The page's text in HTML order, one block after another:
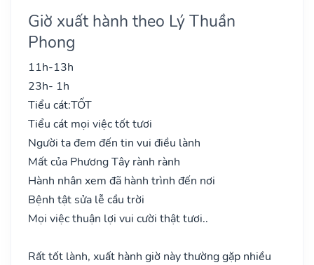
Giờ xuất hành theo Lý Thuần
Phong
11h-13h
23h- 1h
Tiểu cát:TỐT
Tiểu cát mọi việc tốt tươi
Người ta đem đến tin vui điều lành
Mất của Phương Tây rành rành
Hành nhân xem đã hành trình đến nơi
Bệnh tật sửa lễ cầu trời
Mọi việc thuận lợi vui cười thật tươi..
Rất tốt lành, xuất hành giờ này thường gặp nhiều